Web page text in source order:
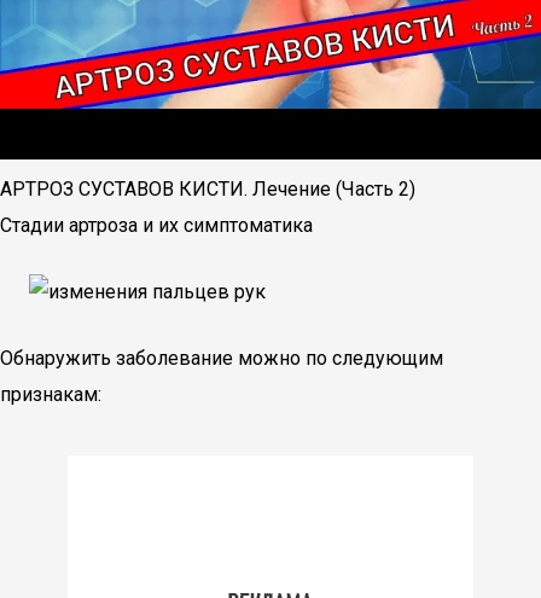
АРТРОЗ СУСТАВОВ КИСТИ. Лечение (Часть 2)
Стадии артроза и их симптоматика
Обнаружить заболевание можно по следующим
признакам: